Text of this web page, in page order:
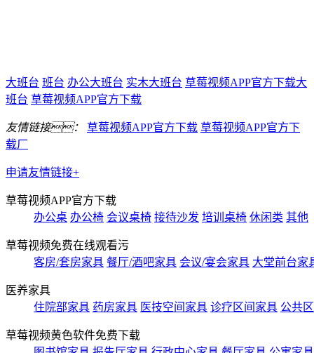
大班台 班台 办公大班台 实木大班台 草莓视频APP官方下载大
班台 草莓视频APP官方下载
友情链接： 草莓视频APP官方下载 草莓视频APP官方下
载厂
申请友情链接+
草莓视频APP官方下载
办公桌 办公椅 会议桌椅 接待沙发 培训桌椅 休闲类 其他
草莓视频免费在线观看污
客房/套房家具 餐厅/酒吧家具 会议/宴会家具 大堂前台家
医养家具
住院部家具 药房家具 医技空间家具 诊疗区间家具 公共
草莓视频黄色软件免费下载